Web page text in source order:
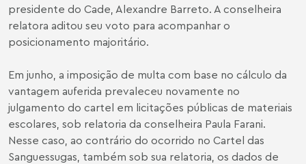
presidente do Cade, Alexandre Barreto. A conselheira
relatora aditou seu voto para acompanhar o
posicionamento majoritário.
Em junho, a imposição de multa com base no cálculo da
vantagem auferida prevaleceu novamente no
julgamento do cartel em licitações públicas de materiais
escolares, sob relatoria da conselheira Paula Farani.
Nesse caso, ao contrário do ocorrido no Cartel das
Sanguessugas, também sob sua relatoria, os dados de